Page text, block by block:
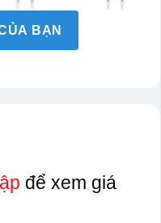
BẠN
để xem giá